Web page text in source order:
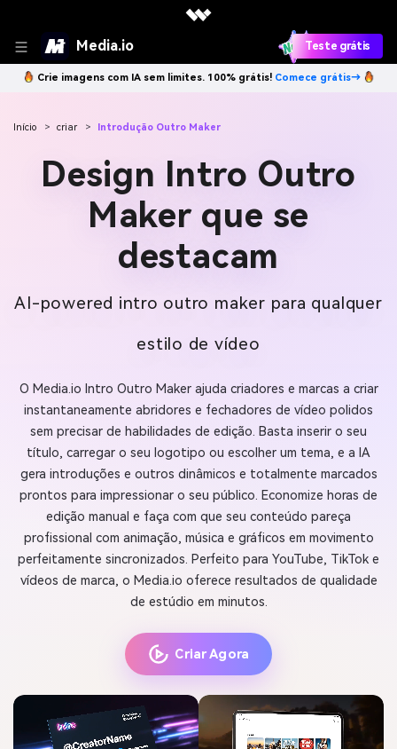
Media.io Teste grátis
Crie imagens com IA sem limites. 100% grátis! Comece grátis→
Início > criar > Introdução Outro Maker
Design Intro Outro
Maker que se
destacam
AI-powered intro outro maker para qualquer
estilo de vídeo
O Media.io Intro Outro Maker ajuda criadores e marcas a criar
instantaneamente abridores e fechadores de vídeo polidos
sem precisar de habilidades de edição. Basta inserir o seu
título, carregar o seu logotipo ou escolher um tema, e a IA
gera introduções e outros dinâmicos e totalmente marcados
prontos para impressionar o seu público. Economize horas de
edição manual e faça com que seu conteúdo pareça
profissional com animação, música e gráficos em movimento
perfeitamente sincronizados. Perfeito para YouTube, TikTok e
vídeos de marca, o Media.io oferece resultados de qualidade
de estúdio em minutos.
Criar Agora